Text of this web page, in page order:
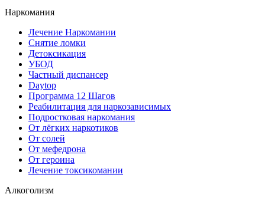
Наркомания
Лечение Наркомании
Снятие ломки
Детоксикация
УБОД
Частный диспансер
Daytop
Программа 12 Шагов
Реабилитация для наркозависимых
Подростковая наркомания
От лёгких наркотиков
От солей
От мефедрона
От героина
Лечение токсикомании
Алкоголизм